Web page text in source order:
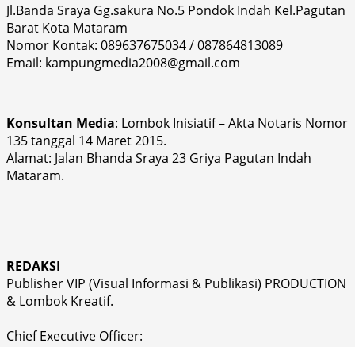
Jl.Banda Sraya Gg.sakura No.5 Pondok Indah Kel.Pagutan
Barat Kota Mataram
Nomor Kontak: 089637675034 / 087864813089
Email: kampungmedia2008@gmail.com
Konsultan Media: Lombok Inisiatif – Akta Notaris Nomor
135 tanggal 14 Maret 2015.
Alamat: Jalan Bhanda Sraya 23 Griya Pagutan Indah
Mataram.
REDAKSI
Publisher VIP (Visual Informasi & Publikasi) PRODUCTION
& Lombok Kreatif.
Chief Executive Officer: